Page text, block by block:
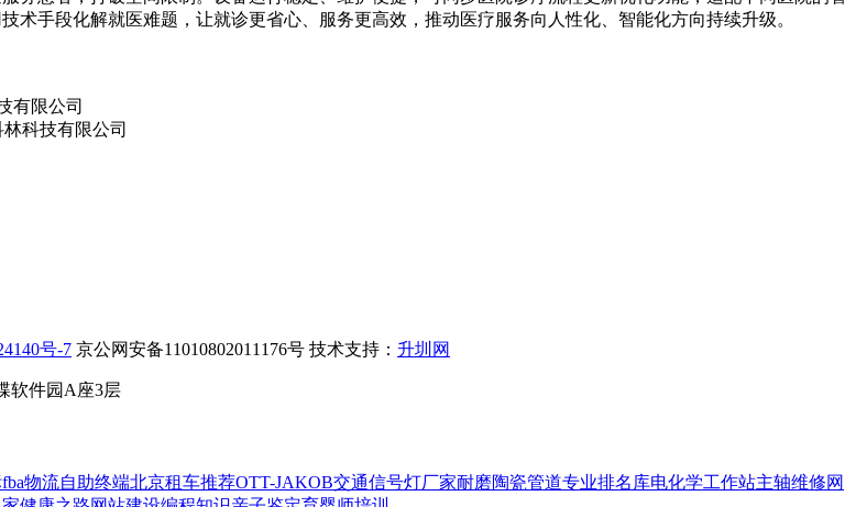
手段化解就医难题，让就诊更省心、服务更高效，推动医疗服务向人性化、智能化方向持续升级。
号-7 京公网安备11010802011176号 技术支持： 升圳网
软件园A座3层
fba物流自助终端北京租车推荐OTT-JAKOB交通信号灯厂家耐磨陶瓷管道专业排名库电化学工作站主轴维修网